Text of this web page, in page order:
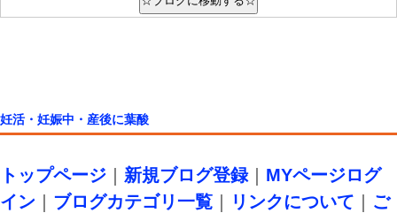
妊活・妊娠中・産後に葉酸
トップページ 新規ブログ登録｜ MYページログ
イン
ブログカテゴリ一覧 リンクについて
ご